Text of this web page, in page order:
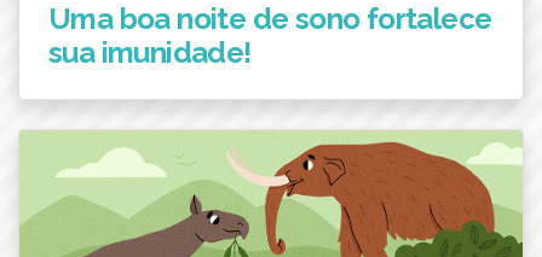
Uma boa noite de sono fortalece
sua imunidade!